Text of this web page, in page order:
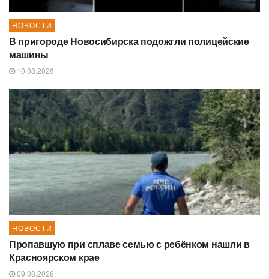
НОВОСТИ
В пригороде Новосибирска подожгли полицейские
машины
10.08.2026
НОВОСТИ
Пропавшую при сплаве семью с ребёнком нашли в
Красноярском крае
09.08.2026